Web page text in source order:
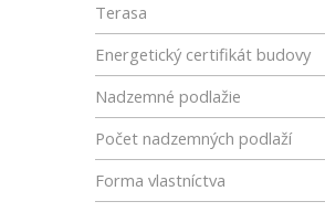
Terasa
Energetický certifikát budovy
Nadzemné podlažie
Počet nadzemných podlaží
Forma vlastníctva